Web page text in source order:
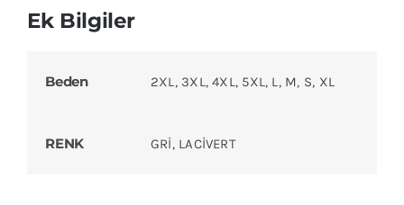
Ek Bilgiler
Beden 2XL, 3XL, 4XL, 5XL, L, M, S, XL
RENK GRİ, LACİVERT